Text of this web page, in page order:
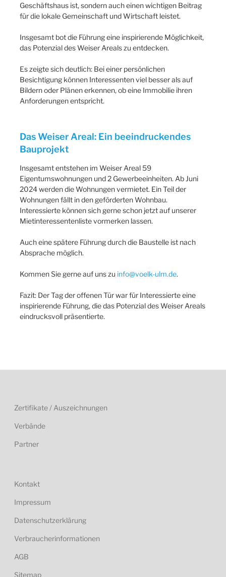
Geschäftshaus ist, sondern auch einen wichtigen Beitrag
für die lokale Gemeinschaft und Wirtschaft leistet.
Insgesamt bot die Führung eine inspirierende Möglichkeit,
das Potenzial des Weiser Areals zu entdecken.
Es zeigte sich deutlich: Bei einer persönlichen
Besichtigung können Interessenten viel besser als auf
Bildern oder Plänen erkennen, ob eine Immobilie ihren
Anforderungen entspricht.
Das Weiser Areal: Ein beeindruckendes
Bauprojekt
Insgesamt entstehen im Weiser Areal 59
Eigentumswohnungen und 2 Gewerbeeinheiten. Ab Juni
2024 werden die Wohnungen vermietet. Ein Teil der
Wohnungen fällt in den geförderten Wohnbau.
Interessierte können sich gerne schon jetzt auf unserer
Mietinteressentenliste vormerken lassen.
Auch eine spätere Führung durch die Baustelle ist nach
Absprache möglich.
Kommen Sie gerne auf uns zu info@voelk-ulm.de.
Fazit: Der Tag der offenen Tür war für Interessierte eine
inspirierende Führung, die das Potenzial des Weiser Areals
eindrucksvoll präsentierte.
Zertifikate / Auszeichnungen
Verbände
Partner
Kontakt
Impressum
Datenschutzerklärung
Verbraucherinformationen
AGB
Sitemap